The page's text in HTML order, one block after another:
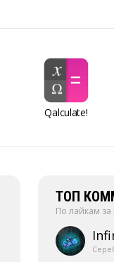
Qalculate!
ТОП
По лайкам